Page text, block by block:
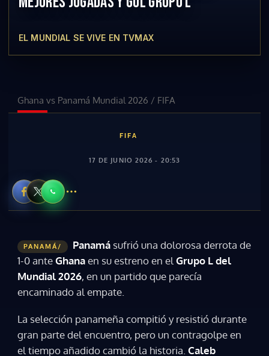
EL MUNDIAL SE VIVE EN TVMAX
Ghana vs Panamá Mundial 2026 / FIFA
FIFA
17 DE JUNIO 2026 - 20:53
PANAMÁ/ Panamásufrió una dolorosa derrota de
1-0 anteGhanaen su estreno en el Grupo L del
Mundial 2026, en un partido que parecía
encaminado al empate.
La selección panameña compitió y resistió durante
gran parte del encuentro, pero un contragolpe en
el tiempo añadido cambió la historia. Caleb